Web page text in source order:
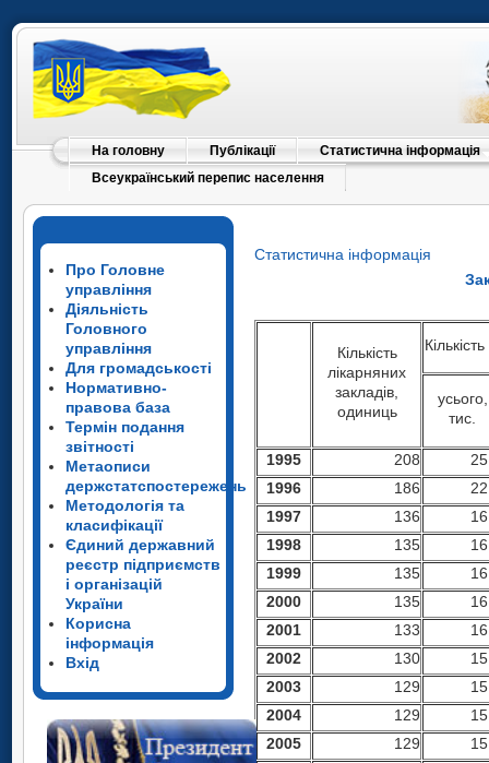
На головну Публікації
Статистична інформація
Всеукраїнський перепис населення
Про Головне
управління
Діяльність
Головного
управління
Для громадськості
Нормативно-
правова база
Термін подання
звітності
Метаописи
держстатспостережень
Методологія та
класифікації
Єдиний державний
реєстр підприємств
і організацій
України
Корисна
інформація
Вхід
Статистична інформація
Кількість
лікарняних
закладів,
одиниць
усього,
тис.
1995 208
1996 186
1997 136
1998 135
1999 135
2000
135
2001 133
2002 130
2003 129
2004 129
2005
129